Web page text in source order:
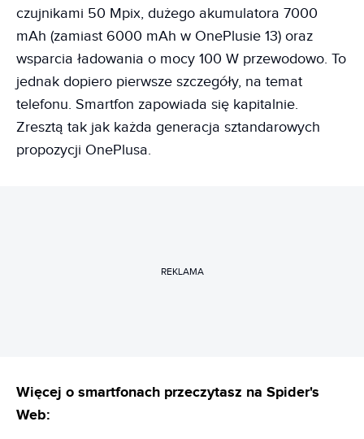
czujnikami 50 Mpix, dużego akumulatora 7000
mAh (zamiast 6000 mAh w OnePlusie 13) oraz
wsparcia ładowania o mocy 100 W przewodowo. To
jednak dopiero pierwsze szczegóły, na temat
telefonu. Smartfon zapowiada się kapitalnie.
Zresztą tak jak każda generacja sztandarowych
propozycji OnePlusa.
REKLAMA
Więcej o smartfonach przeczytasz na Spider's
Web: